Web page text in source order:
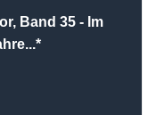
Band 35 - Im